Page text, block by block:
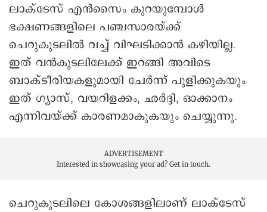
ലാക്ടേസ് എൻസൈം കുറയുമ്പോൾ
ഭക്ഷണങ്ങളിലെ പഞ്ചസാരയ്ക്ക്
ചെറുകുടലിൽ വച്ച് വിഘടിക്കാൻ കഴിയില്ല.
ഇത് വൻകുടലിലേക്ക് ഇറങ്ങി അവിടെ
ബാക്ടീരിയകളുമായി ചേർന്ന് പുളിക്കുകയും
ഇത് ഗ്യാസ്, വയറിളക്കം, ഛർദ്ദി, ഓക്കാനം
എന്നിവയ്ക്ക് കാരണമാകുകയും ചെയ്യുന്നു.
ADVERTISEMENT
Interested in showcasing your ad? Get in touch.
ചെറുകുടലിലെ കോശങ്ങളിലാണ് ലാക്ടേസ്